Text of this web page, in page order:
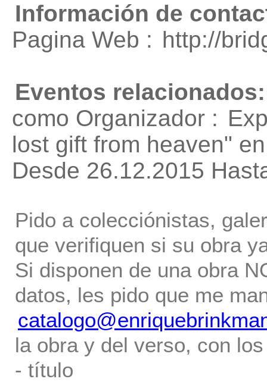
Información de
Pagina Web : http://
Eventos relacionados:
como Organizador :
lost gift from heaven"
Desde 26.12.2015
Pido a colecciónistas,
que verifiquen si su obra
Si disponen de una obra
datos, les pido que me
la obra y del verso, con
- título